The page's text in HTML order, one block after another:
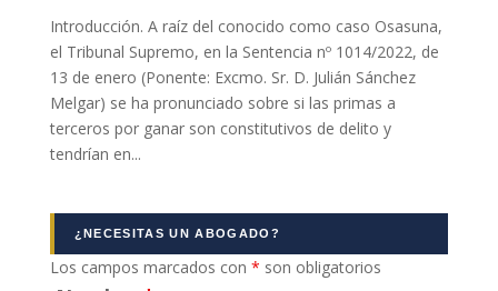
Introducción. A raíz del conocido como caso Osasuna,
el Tribunal Supremo, en la Sentencia nº 1014/2022, de
13 de enero (Ponente: Excmo. Sr. D. Julián Sánchez
Melgar) se ha pronunciado sobre si las primas a
terceros por ganar son constitutivos de delito y
tendrían en...
¿NECESITAS UN ABOGADO?
Los campos marcados con * son obligatorios
cookies no
son
opcionales.
Son
necesarias
para que
funcione la
Estadísticas
Para que